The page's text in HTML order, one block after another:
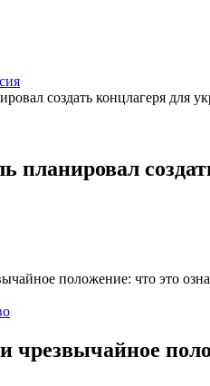
планировал
чрезвычайное